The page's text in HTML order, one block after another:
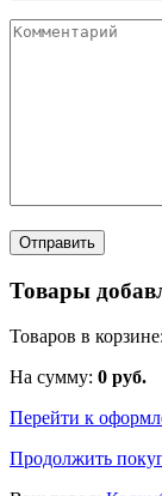
Товары
Товаров в корзине:
На сумму: 0 руб.
Перейти к
Продолжить